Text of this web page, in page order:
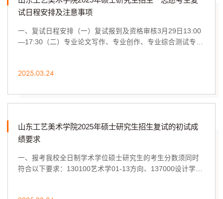
试日程安排及注意事项
一、复试日程安排（一）复试报到及资格审核3月29日13:00
—17:30（二）专业论文写作、专业创作、专业综合测试专业
2025.03.24
山东工艺美术学院2025年硕士研究生招生复试的初试成
绩要求
一、报考我校全日制学术学位硕士研究生的考生分数须同时
符合以下要求：130100艺术学01-13方向、137000设计学